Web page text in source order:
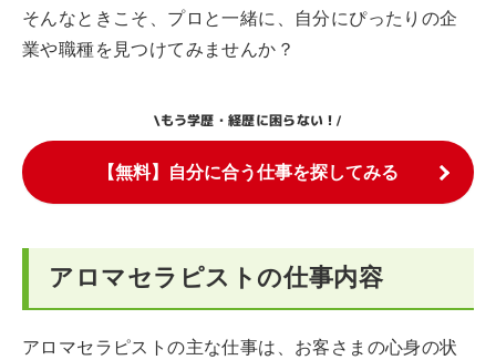
そんなときこそ、プロと一緒に、自分にぴったりの企
業や職種を見つけてみませんか？
\もう学歴・経歴に困らない！/
【無料】自分に合う仕事を探してみる
アロマセラピストの仕事内容
アロマセラピストの主な仕事は、お客さまの心身の状